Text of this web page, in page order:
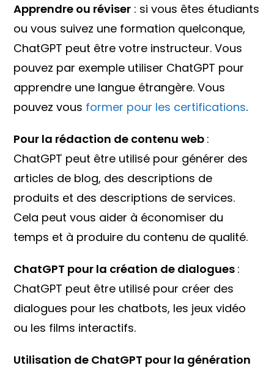
Apprendre ou réviser : si vous êtes étudiants
ou vous suivez une formation quelconque,
ChatGPT peut être votre instructeur. Vous
pouvez par exemple utiliser ChatGPT pour
apprendre une langue étrangère. Vous
pouvez vous former pour les certifications.
Pour la rédaction de contenu web :
ChatGPT peut être utilisé pour générer des
articles de blog, des descriptions de
produits et des descriptions de services.
Cela peut vous aider à économiser du
temps et à produire du contenu de qualité.
ChatGPT pour la création de dialogues :
ChatGPT peut être utilisé pour créer des
dialogues pour les chatbots, les jeux vidéo
ou les films interactifs.
Utilisation de ChatGPT pour la génération